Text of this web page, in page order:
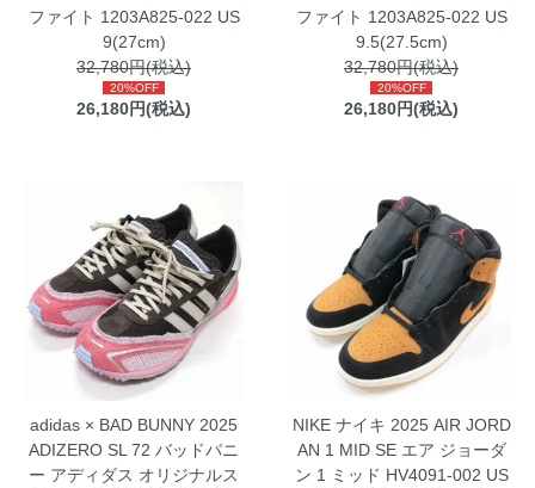
ファイト 1203A825-022 US
9(27cm)
32,780円(税込)
20%OFF
26,180円(税込)
ファイト 1203A825-022 US
9.5(27.5cm)
32,780円(税込)
20%OFF
26,180円(税込)
adidas × BAD BUNNY 2025
ADIZERO SL 72 バッドバニ
ー アディダス オリジナルス
NIKE ナイキ 2025 AIR JORD
AN 1 MID SE エア ジョーダ
ン 1 ミッド HV4091-002 US